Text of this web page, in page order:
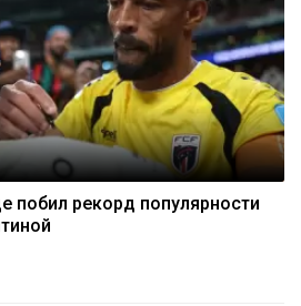
побил рекорд популярности